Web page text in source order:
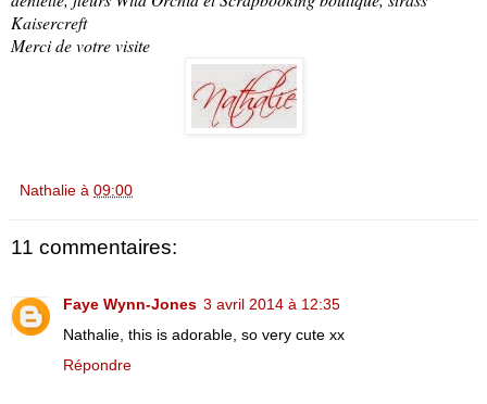
Kaisercreft
Merci de votre visite
Nathalie à 09:00
11 commentaires:
Faye Wynn-Jones 3 avril 2014 à 12:35
Nathalie, this is adorable, so very cute xx
Répondre